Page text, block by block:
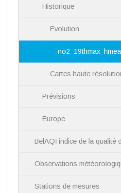
Historique
Evolution
Cartes haute
Prévisions
Europe
BelAQI indice de la qualité
Observations
Stations de mesures